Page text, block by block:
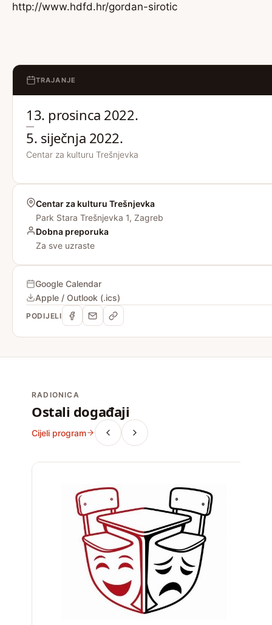
http://www.hdfd.hr/gordan-sirotic
TRAJANJE
13. prosinca 2022.
—
5. siječnja 2022.
Centar za kulturu Trešnjevka
Centar za kulturu Trešnjevka
Park Stara Trešnjevka 1, Zagreb
Dobna preporuka
Za sve uzraste
Google Calendar
Apple / Outlook (.ics)
PODIJELI
RADIONICA
Ostali događaji
Cijeli program